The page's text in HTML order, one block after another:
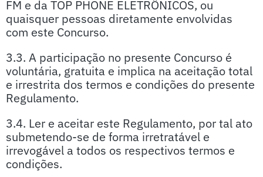
FM e da TOP PHONE ELETRÔNICOS, ou
quaisquer pessoas diretamente envolvidas
com este Concurso.
3.3. A participação no presente Concurso é
voluntária, gratuita e implica na aceitação total
e irrestrita dos termos e condições do presente
Regulamento.
3.4. Ler e aceitar este Regulamento, por tal ato
submetendo-se de forma irretratável e
irrevogável a todos os respectivos termos e
condições.